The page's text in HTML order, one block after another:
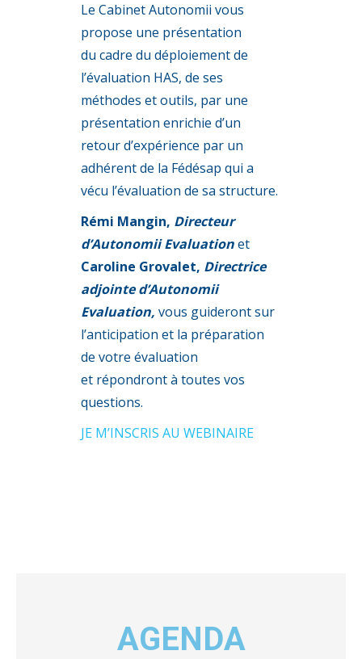
Le Cabinet Autonomii vous
propose une présentation
du cadre du déploiement de
l’évaluation HAS, de ses
méthodes et outils, par une
présentation enrichie d’un
retour d’expérience par un
adhérent de la Fédésap qui a
vécu l’évaluation de sa structure.
Rémi Mangin, Directeur
d’Autonomii Evaluationet
Caroline Grovalet, Directrice
adjointe d’Autonomii
Evaluation, vous guideront sur
l’anticipation et la préparation
de votre évaluation
et répondront à toutes vos
questions.
JE M’INSCRIS AU WEBINAIRE
AGENDA